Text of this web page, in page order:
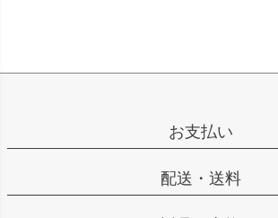
お支払い
配送・送料